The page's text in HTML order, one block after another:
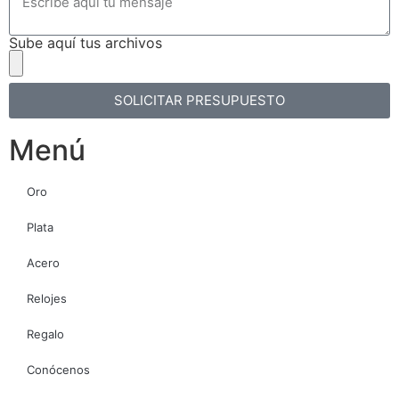
Sube aquí tus archivos
SOLICITAR PRESUPUESTO
Menú
Oro
Plata
Acero
Relojes
Regalo
Conócenos